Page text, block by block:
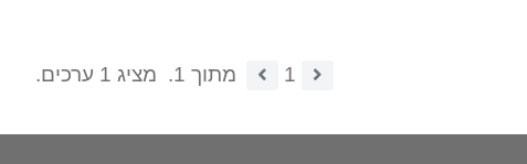
1 מתוך 1. מציג 1 ערכים.